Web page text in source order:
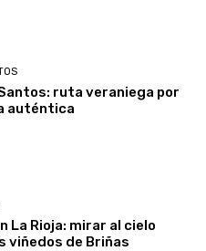
ruta veraniega por
auténtica
La Rioja: mirar al cielo
viñedos de Briñas